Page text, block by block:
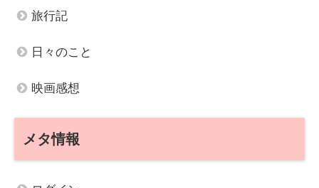
旅行記
日々のこと
映画感想
メタ情報